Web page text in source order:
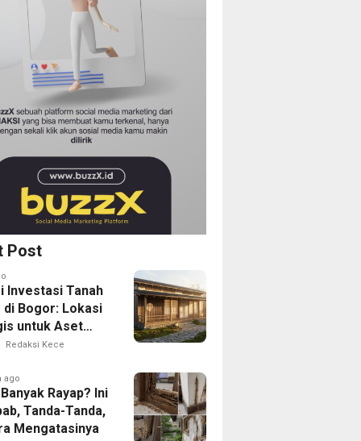
Post
Investasi Tanah
di Bogor: Lokasi
untuk Aset
Redaksi Kece
ago
Rayap? Ini
Tanda-Tanda,
Mengatasinya